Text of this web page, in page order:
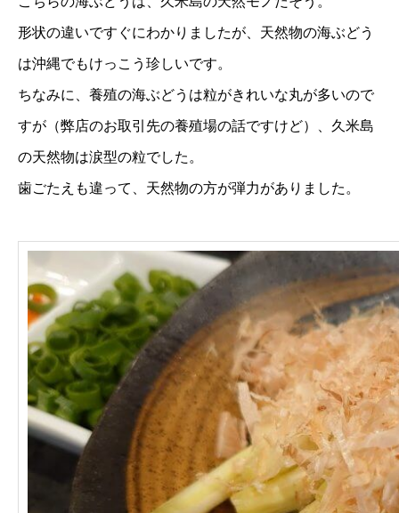
形状の違いですぐにわかりましたが、天然物の海ぶどう
は沖縄でもけっこう珍しいです。
ちなみに、養殖の海ぶどうは粒がきれいな丸が多いので
すが（弊店のお取引先の養殖場の話ですけど）、久米島
の天然物は涙型の粒でした。
歯ごたえも違って、天然物の方が弾力がありました。